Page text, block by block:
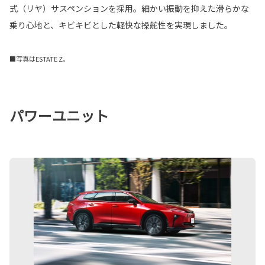
式（リヤ）サスペンションを採用。細かい振動を抑えた滑らかな
乗り心地と、キビキビとした軽快な操舵性を実現しました。
■写真はESTATE Z。
パワーユニット